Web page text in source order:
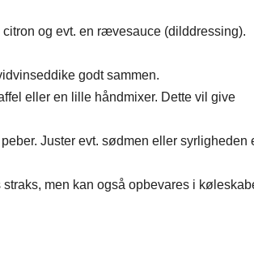
og evt. en rævesauce (dilddressing).
godt sammen.
eller en lille håndmixer. Dette vil give
Juster evt. sødmen eller syrligheden
men kan også opbevares i